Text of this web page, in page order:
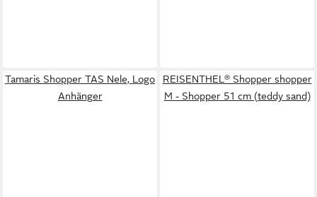
Tamaris Shopper TAS Nele, Logo
Anhänger
REISENTHEL® Shopper shopper
M - Shopper 51 cm (teddy sand)